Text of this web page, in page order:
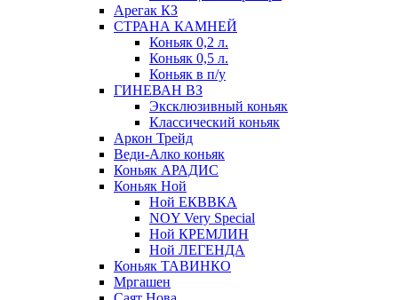
Арегак КЗ
СТРАНА КАМНЕЙ
Коньяк 0,2 л.
Коньяк 0,5 л.
Коньяк в п/у
ГИНЕВАН ВЗ
Эксклюзивный коньяк
Классический коньяк
Аркон Трейд
Веди-Алко коньяк
Коньяк АРАДИС
Коньяк Ной
Ной ЕКВВКА
NOY Very Special
Ной КРЕМЛИН
Ной ЛЕГЕНДА
Коньяк ТАВИНКО
Мргашен